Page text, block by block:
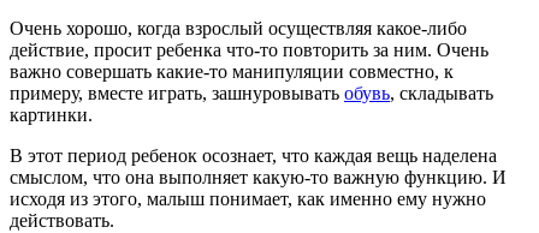
Очень хорошо, когда взрослый осуществляя какое-либо
действие, просит ребенка что-то повторить за ним. Очень
важно совершать какие-то манипуляции совместно, к
примеру, вместе играть, зашнуровывать обувь, складывать
картинки.
В этот период ребенок осознает, что каждая вещь наделена
смыслом, что она выполняет какую-то важную функцию. И
исходя из этого, малыш понимает, как именно ему нужно
действовать.